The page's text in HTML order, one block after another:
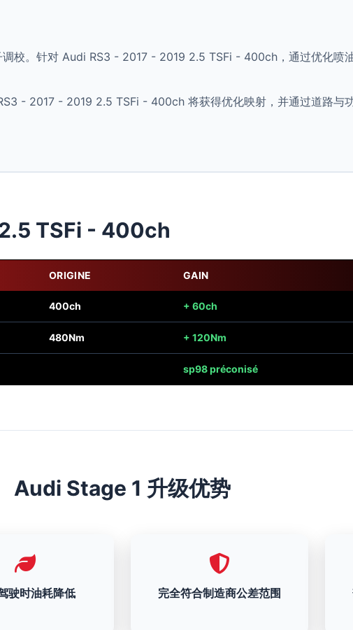
校。针对 Audi RS3 - 2017 - 2019 2.5 TSFi - 400ch，通过优化喷
- 2017 - 2019 2.5 TSFi - 400ch 将获得优化映射，并通过道路与
TSFi - 400ch
ORIGINE GAIN
400ch + 60ch
480Nm + 120Nm
sp98 préconisé
Audi Stage 1 升级优势
驶时油耗降低 完全符合制造商公差范围